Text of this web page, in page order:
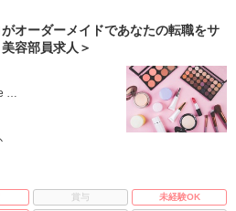
オーダーメイドであなたの転職をサ
容部員求人＞
…
賞与
未経験OK